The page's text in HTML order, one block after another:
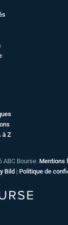
à Z
ABC Bourse. Mentions
Bild | Politique de